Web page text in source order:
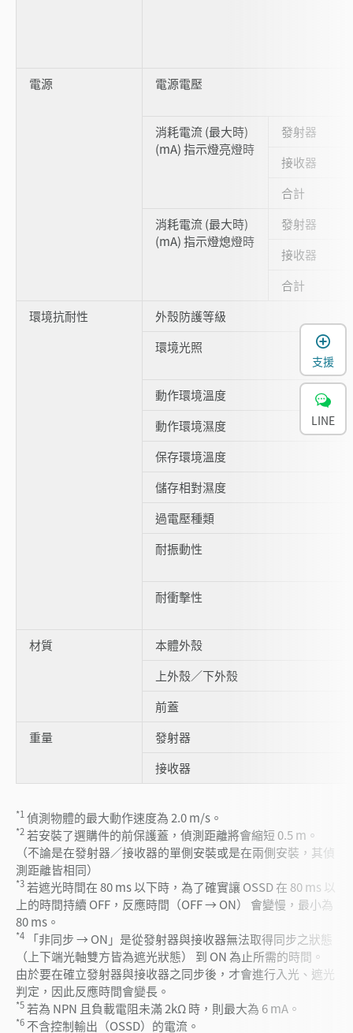
電源 電源電壓
消耗電流 (最大時)
(mA) 指示燈亮燈時
發射器
接收器
合計
消耗電流 (最大時)
(mA) 指示燈熄燈時
發射器
接收器
合計
環境抗耐性
外殼防護等級
環境光照
動作環境溫度
動作環境濕度
保存環境溫度
儲存相對濕度
過電壓種類
耐振動性
耐衝擊性
材質
本體外殼
上外殼／下外殼
前蓋
重量
發射器
接收器
*1 偵測物體的最大動作速度為 2.0 m/s。
*2若安裝了選購件的前保護蓋，偵測距離將會縮短 0.5 m。
（不論是在發射器／接收器的單側安裝或是在兩側安裝，其偵
測距離皆相同）
*3若遮光時間在 80 ms 以下時，為了確實讓 OSSD 在 80 ms 以
上的時間持續 OFF，反應時間（OFF → ON） 會變慢，最小為
80 ms。
*4
「非同步 → ON」是從發射器與接收器無法取得同步之狀態
（上下端光軸雙方皆為遮光狀態） 到 ON 為止所需的時間。
由於要在確立發射器與接收器之同步後，才會進行入光、遮光
判定，因此反應時間會變長。
*5若為 NPN 且負載電阻未滿 2kΩ 時，則最大為 6 mA。
*6 不含控制輸出（OSSD）的電流。
支援
LINE